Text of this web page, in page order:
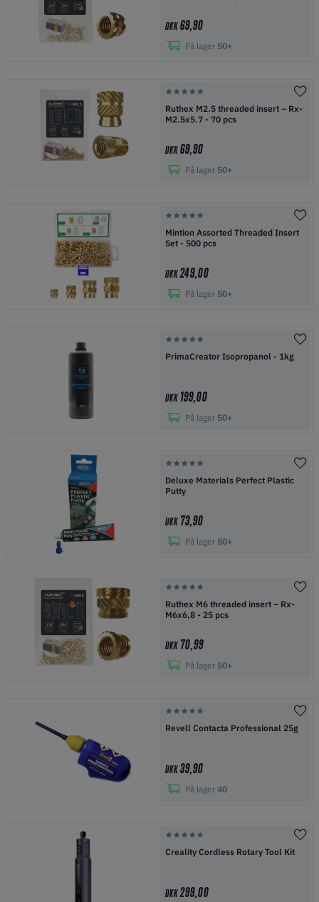
DKK69,90
På lager 50+
Ruthex M2.5 threaded insert – Rx-
M2.5x5.7 - 70 pcs
DKK69,90
På lager 50+
Mintion Assorted Threaded Insert
Set - 500 pcs
DKK249,00
På lager 50+
PrimaCreator Isopropanol - 1kg
DKK199,00
På lager 50+
Deluxe Materials Perfect Plastic
Putty
DKK73,90
På lager 50+
Ruthex M6 threaded insert – Rx-
M6x6,8 - 25 pcs
DKK70,99
På lager 50+
Revell Contacta Professional 25g
DKK39,90
På lager 40
Creality Cordless Rotary Tool Kit
DKK299,00